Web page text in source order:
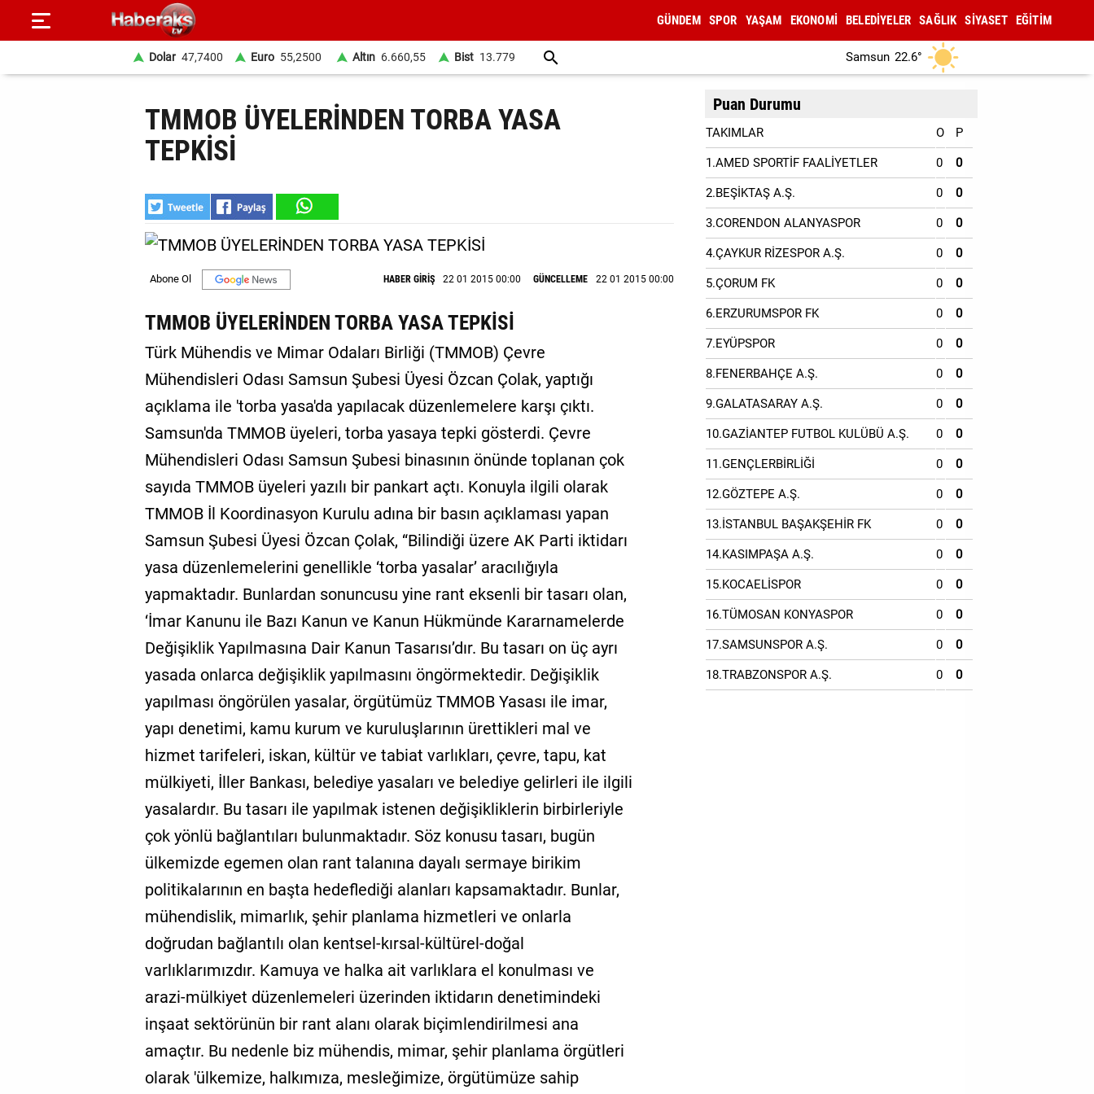
GÜNDEM SPOR YAŞAM EKONOMİ BELEDİYELER SAĞLIK SİYASET EĞİTİM
Dolar 47,7400 Euro 55,2500 Altın 6.660,55 Bist 13.779 Samsun 22.6°
TMMOB ÜYELERİNDEN TORBA YASA
TEPKİSİ
HABER GİRİŞ 22 01 2015 00:00 GÜNCELLEME 22 01 2015 00:00
TMMOB ÜYELERİNDEN TORBA YASA TEPKİSİ
Türk Mühendis ve Mimar Odaları Birliği (TMMOB) Çevre
Mühendisleri Odası Samsun Şubesi Üyesi Özcan Çolak, yaptığı
açıklama ile 'torba yasa'da yapılacak düzenlemelere karşı çıktı.
Samsun'da TMMOB üyeleri, torba yasaya tepki gösterdi. Çevre
Mühendisleri Odası Samsun Şubesi binasının önünde toplanan çok
sayıda TMMOB üyeleri yazılı bir pankart açtı. Konuyla ilgili olarak
TMMOB İl Koordinasyon Kurulu adına bir basın açıklaması yapan
Samsun Şubesi Üyesi Özcan Çolak, “Bilindiği üzere AK Parti iktidarı
yasa düzenlemelerini genellikle ‘torba yasalar’ aracılığıyla
yapmaktadır. Bunlardan sonuncusu yine rant eksenli bir tasarı olan,
‘İmar Kanunu ile Bazı Kanun ve Kanun Hükmünde Kararnamelerde
Değişiklik Yapılmasına Dair Kanun Tasarısı’dır. Bu tasarı on üç ayrı
yasada onlarca değişiklik yapılmasını öngörmektedir. Değişiklik
yapılması öngörülen yasalar, örgütümüz TMMOB Yasası ile imar,
yapı denetimi, kamu kurum ve kuruluşlarının ürettikleri mal ve
hizmet tarifeleri, iskan, kültür ve tabiat varlıkları, çevre, tapu, kat
mülkiyeti, İller Bankası, belediye yasaları ve belediye gelirleri ile ilgili
yasalardır. Bu tasarı ile yapılmak istenen değişikliklerin birbirleriyle
çok yönlü bağlantıları bulunmaktadır. Söz konusu tasarı, bugün
ülkemizde egemen olan rant talanına dayalı sermaye birikim
politikalarının en başta hedeflediği alanları kapsamaktadır. Bunlar,
mühendislik, mimarlık, şehir planlama hizmetleri ve onlarla
doğrudan bağlantılı olan kentsel-kırsal-kültürel-doğal
varlıklarımızdır. Kamuya ve halka ait varlıklara el konulması ve
arazi-mülkiyet düzenlemeleri üzerinden iktidarın denetimindeki
inşaat sektörünün bir rant alanı olarak biçimlendirilmesi ana
amaçtır. Bu nedenle biz mühendis, mimar, şehir planlama örgütleri
olarak 'ülkemize, halkımıza, mesleğimize, örgütümüze sahip
Puan Durumu
TAKIMLAR O P
1.AMED SPORTİF FAALİYETLER 0 0
2.BEŞİKTAŞ A.Ş. 0 0
3.CORENDON ALANYASPOR 0 0
4.ÇAYKUR RİZESPOR A.Ş. 0 0
5.ÇORUM FK 0 0
6.ERZURUMSPOR FK 0 0
7.EYÜPSPOR 0 0
8.FENERBAHÇE A.Ş. 0 0
9.GALATASARAY A.Ş. 0 0
10.GAZİANTEP FUTBOL KULÜBÜ A.Ş. 0 0
11.GENÇLERBİRLİĞİ 0 0
12.GÖZTEPE A.Ş. 0 0
13.İSTANBUL BAŞAKŞEHİR FK 0 0
14.KASIMPAŞA A.Ş. 0 0
15.KOCAELİSPOR 0 0
16.TÜMOSAN KONYASPOR 0 0
17.SAMSUNSPOR A.Ş. 0 0
18.TRABZONSPOR A.Ş. 0 0